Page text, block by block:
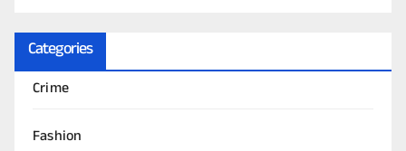
Categories
Crime
Fashion